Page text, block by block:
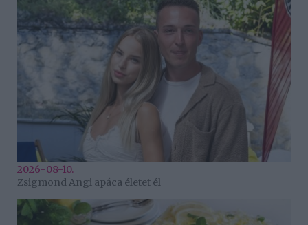
2026-08-10.
Zsigmond Angi apáca életet él